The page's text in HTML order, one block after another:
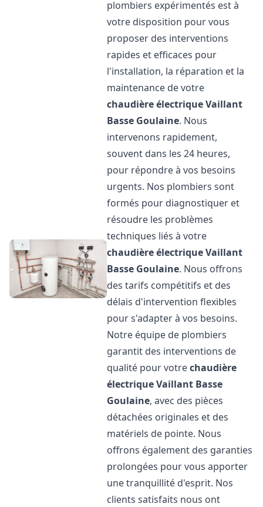
plombiers expérimentés est à
votre disposition pour vous
proposer des interventions
rapides et efficaces pour
l'installation, la réparation et la
maintenance de votre
chaudière électrique Vaillant
Basse Goulaine. Nous
intervenons rapidement,
souvent dans les 24 heures,
pour répondre à vos besoins
urgents. Nos plombiers sont
formés pour diagnostiquer et
résoudre les problèmes
techniques liés à votre
chaudière électrique Vaillant
Basse Goulaine. Nous offrons
des tarifs compétitifs et des
délais d'intervention flexibles
pour s'adapter à vos besoins.
Notre équipe de plombiers
garantit des interventions de
qualité pour votrechaudière
électrique Vaillant Basse
Goulaine, avec des pièces
détachées originales et des
matériels de pointe. Nous
offrons également des garanties
prolongées pour vous apporter
une tranquillité d'esprit. Nos
clients satisfaits nous ont